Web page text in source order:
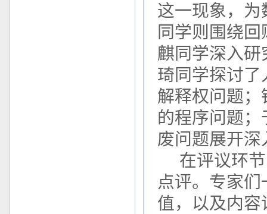
这一现象，
同学则围绕
麒同学深入
琦同学探讨
解释权问题
的程序问题
废问题展开深
在评议环
点评。专家
值，以及内